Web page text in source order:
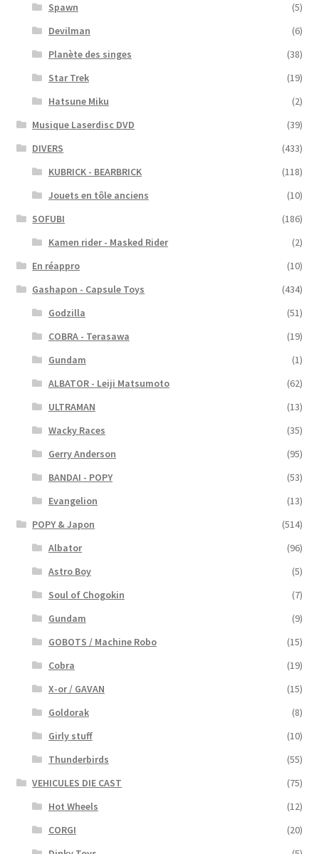
Spawn
(5)
Devilman
(6)
Planète des singes
(38)
Star Trek
(19)
Hatsune Miku
(2)
Musique Laserdisc DVD
(39)
DIVERS
(433)
KUBRICK - BEARBRICK
(118)
Jouets en tôle anciens
(10)
SOFUBI
(186)
Kamen rider - Masked Rider
(2)
En réappro
(10)
Gashapon - Capsule Toys
(434)
Godzilla
(51)
COBRA - Terasawa
(19)
Gundam
(1)
ALBATOR - Leiji Matsumoto
(62)
ULTRAMAN
(13)
Wacky Races
(35)
Gerry Anderson
(95)
BANDAI - POPY
(53)
Evangelion
(13)
POPY & Japon
(514)
Albator
(96)
Astro Boy
(5)
Soul of Chogokin
(7)
Gundam
(9)
GOBOTS / Machine Robo
(15)
Cobra
(19)
X-or / GAVAN
(15)
Goldorak
(8)
Girly stuff
(10)
Thunderbirds
(55)
VEHICULES DIE CAST
(75)
Hot Wheels
(12)
CORGI
(20)